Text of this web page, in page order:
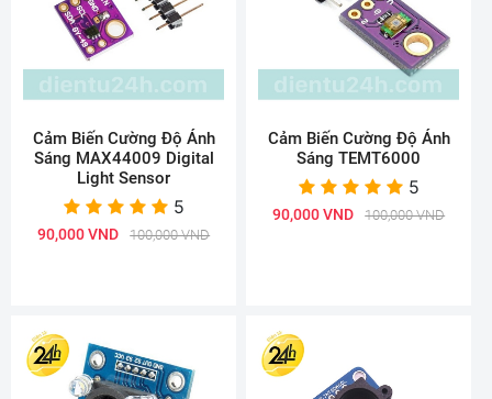
Cảm Biến Cường Độ Ánh
Sáng MAX44009 Digital
Light Sensor
5
90,000 VND 100,000 VND
Cảm Biến Cường Độ Ánh
Sáng TEMT6000
5
90,000 VND 100,000 VND